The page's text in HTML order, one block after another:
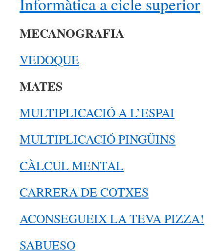
MECANOGRAFIA
VEDOQUE
MATES
MULTIPLICACIÓ A L’ESPAI
MULTIPLICACIÓ PINGÜINS
CÀLCUL MENTAL
CARRERA DE COTXES
ACONSEGUEIX LA TEVA PIZZA!
SABUESO